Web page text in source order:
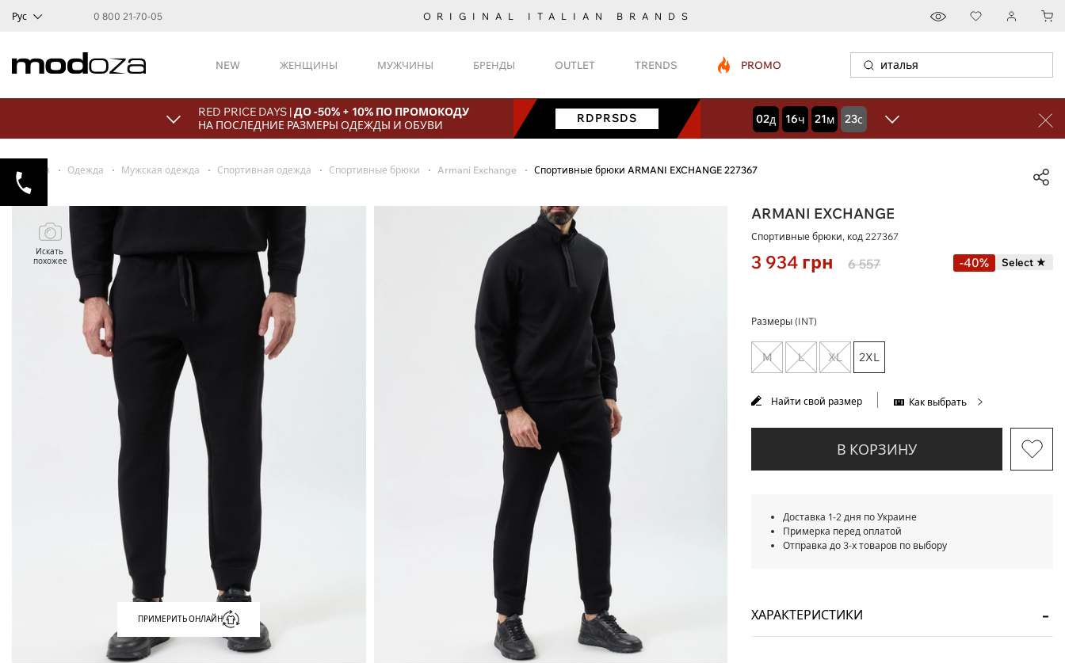
Рус 0 800 21-70-05 ORIGINAL ITALIAN BRANDS
NEW ЖЕНЩИНЫ МУЖЧИНЫ БРЕНДЫ OUTLET TRENDS PROMO
RED PRICE DAYS |ДО -50% + 10% ПО ПРОМОКОДУ
НА ПОСЛЕДНИЕ РАЗМЕРЫ ОДЕЖДЫ И ОБУВИ
RDPRSDS 02дней
16часов
21минут
21секунд
Главная Одежда Мужская одежда Спортивная одежда Спортивные брюки Armani Exchange Спортивные брюки ARMANI EXCHANGE 227367
Искать
похожее
ПРИМЕРИТЬ ОНЛАЙН
ARMANI EXCHANGE
Спортивные брюки, код227367
3 934 грн 6 557 Select ★
-40%
Размеры (INT)
M L XL 2XL
Найти свой размер Как выбрать
В КОРЗИНУ
Доставка 1-2 дня по Украине
Примерка перед оплатой
Отправка до 3-х товаров по выбору
ХАРАКТЕРИСТИКИ